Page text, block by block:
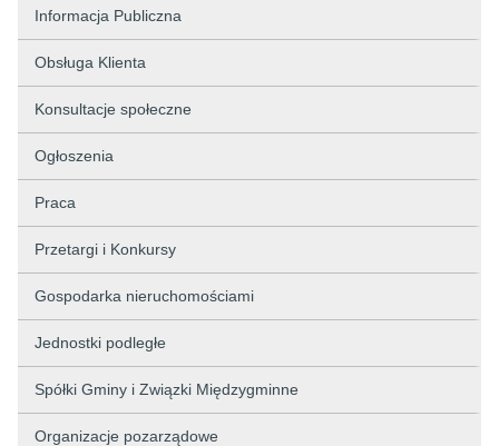
Informacja Publiczna
Obsługa Klienta
Konsultacje społeczne
Ogłoszenia
Praca
Przetargi i Konkursy
Gospodarka nieruchomościami
Jednostki podległe
Spółki Gminy i Związki Międzygminne
Organizacje pozarządowe